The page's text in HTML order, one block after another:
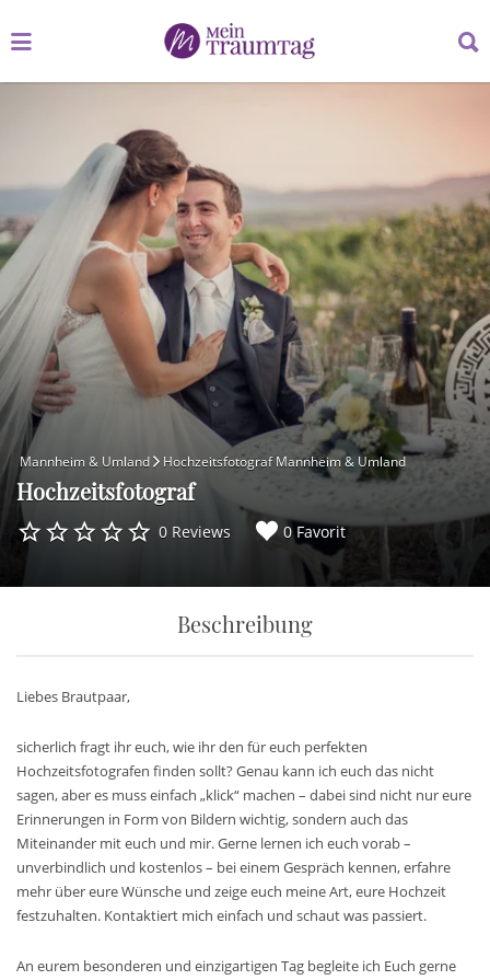
nach:
nach:
Mannheim & Umland Hochzeitsfotograf Mannheim & Umland
Hochzeitsfotograf
0 Reviews 0 Favorit
Beschreibung
Liebes Brautpaar,
sicherlich fragt ihr euch, wie ihr den für euch perfekten
Hochzeitsfotografen finden sollt? Genau kann ich euch das nicht
sagen, aber es muss einfach „klick“ machen – dabei sind nicht nur eure
Erinnerungen in Form von Bildern wichtig, sondern auch das
Miteinander mit euch und mir. Gerne lernen ich euch vorab –
unverbindlich und kostenlos – bei einem Gespräch kennen, erfahre
mehr über eure Wünsche und zeige euch meine Art, eure Hochzeit
festzuhalten. Kontaktiert mich einfach und schaut was passiert.
An eurem besonderen und einzigartigen Tag begleite ich Euch gerne